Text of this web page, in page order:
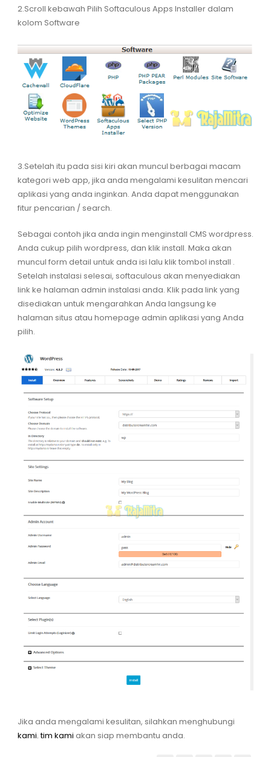
2.Scroll kebawah Pilih Softaculous Apps Installer dalam
kolom Software
3.Setelah itu pada sisi kiri akan muncul berbagai macam
kategori web app, jika anda mengalami kesulitan mencari
aplikasi yang anda inginkan. Anda dapat menggunakan
fitur pencarian / search.
Sebagai contoh jika anda ingin menginstall CMS wordpress.
Anda cukup pilih wordpress, dan klik install. Maka akan
muncul form detail untuk anda isi lalu klik tombol install .
Setelah instalasi selesai, softaculous akan menyediakan
link ke halaman admin instalasi anda. Klik pada link yang
disediakan untuk mengarahkan Anda langsung ke
halaman situs atau homepage admin aplikasi yang Anda
pilih.
Jika anda mengalami kesulitan, silahkan menghubungi
kami. tim kami akan siap membantu anda.